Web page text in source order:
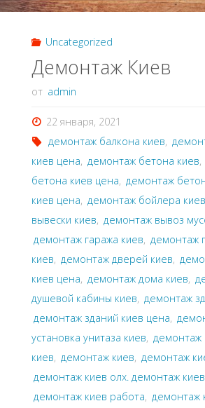
Uncategorized
Демонтаж Киев
от admin
22 января, 2021
демонтаж балкона киев,
киев цена, демонтаж бетона киев,
бетона киев цена, демонтаж
киев цена, демонтаж бойлера киев
вывески киев, демонтаж вывоз
демонтаж гаража киев, демонтаж
киев, демонтаж дверей киев,
киев цена, демонтаж дома киев,
душевой кабины киев, демонтаж
демонтаж зданий киев цена,
установка унитаза киев, демонтаж
киев, демонтаж киев, демонтаж
демонтаж киев олх. демонтаж
демонтаж киев работа, демонтаж